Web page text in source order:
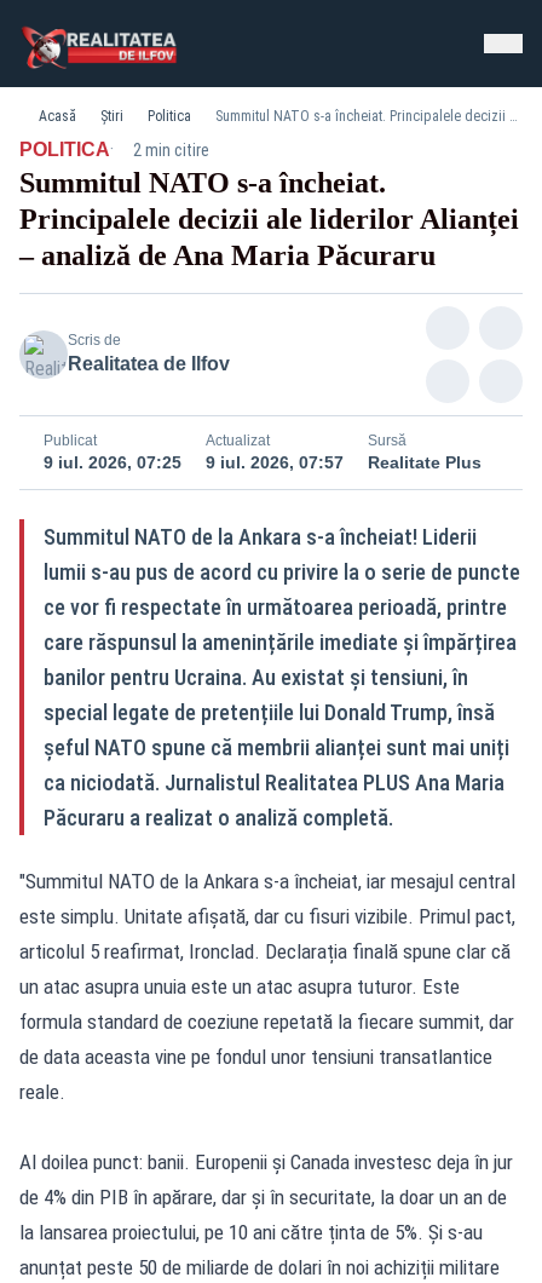
Acasă Știri Politica Summitul NATO s-a încheiat. Principalele decizii ale liderilor Alianței – analiză de Ana Maria Păcuraru
POLITICA· 2 min citire
Summitul NATO s-a încheiat.
Principalele decizii ale liderilor Alianței
– analiză de Ana Maria Păcuraru
Scris de
Realitatea de Ilfov
Publicat
9 iul. 2026, 07:25
Actualizat
9 iul. 2026, 07:57
Sursă
Realitate Plus
Summitul NATO de la Ankara s-a încheiat! Liderii
lumii s-au pus de acord cu privire la o serie de puncte
ce vor fi respectate în următoarea perioadă, printre
care răspunsul la amenințările imediate și împărțirea
banilor pentru Ucraina. Au existat și tensiuni, în
special legate de pretențiile lui Donald Trump, însă
șeful NATO spune că membrii alianței sunt mai uniți
ca niciodată. Jurnalistul Realitatea PLUS Ana Maria
Păcuraru a realizat o analiză completă.
"Summitul NATO de la Ankara s-a încheiat, iar mesajul central
este simplu. Unitate afișată, dar cu fisuri vizibile. Primul pact,
articolul 5 reafirmat, Ironclad. Declarația finală spune clar că
un atac asupra unuia este un atac asupra tuturor. Este
formula standard de coeziune repetată la fiecare summit, dar
de data aceasta vine pe fondul unor tensiuni transatlantice
reale.
Al doilea punct: banii. Europenii și Canada investesc deja în jur
de 4% din PIB în apărare, dar și în securitate, la doar un an de
la lansarea proiectului, pe 10 ani către ținta de 5%. Și s-au
anunțat peste 50 de miliarde de dolari în noi achiziții militare